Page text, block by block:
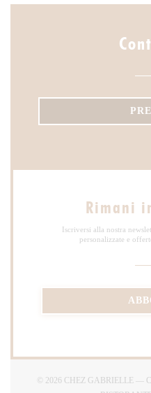
Rimani
Iscriversi alla nostra
personalizzate e
© 2026 CHEZ GABRIELLE —